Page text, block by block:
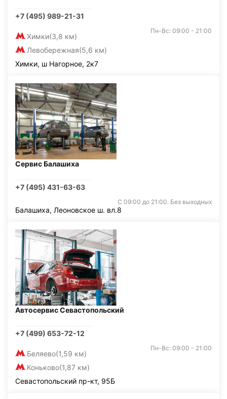
+7 (495) 989-21-31
Химки(3,8 км)
Левобережная(5,6 км)
Пн-Вс: 09:00 - 21:00
Химки, ш Нагорное, 2к7
Сервис Балашиха
+7 (495) 431-63-63
С 09:00 до 21:00. Без выходных
Балашиха, Леоновское ш. вл.8
Автосервис Севастопольский
+7 (499) 653-72-12
Беляево(1,59 км)
Коньково(1,87 км)
Пн-Вс: 09:00 - 21:00
Севастопольский пр-кт, 95Б